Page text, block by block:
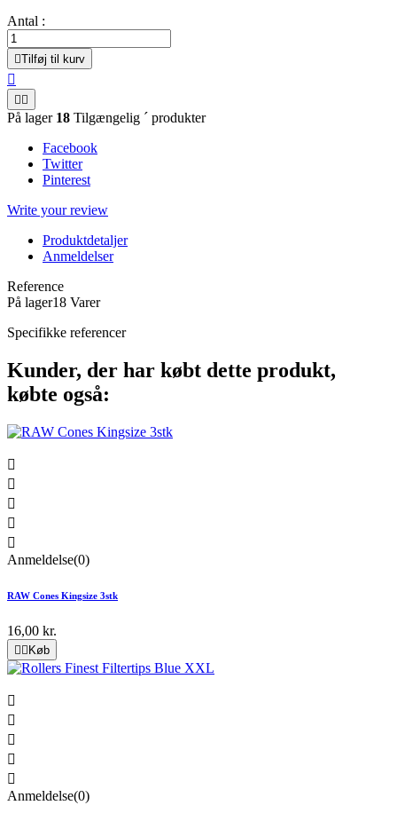
Antal :
Tilføj til kurv

 
På lager 18 Tilgængelig ´ produkter
Facebook
Twitter
Pinterest
Write your review
Produktdetaljer
Anmeldelser
Reference
På lager18 Varer
Specifikke referencer
Kunder, der har købt dette produkt,
købte også:





Anmeldelse(0)
RAW Cones Kingsize 3stk
16,00 kr.
  Køb





Anmeldelse(0)